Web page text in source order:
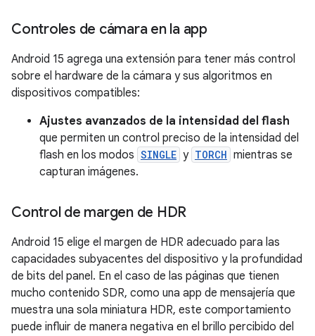
Controles de cámara en la app
Android 15 agrega una extensión para tener más control
sobre el hardware de la cámara y sus algoritmos en
dispositivos compatibles:
Ajustes avanzados de la intensidad del flash
que permiten un control preciso de la intensidad del
flash en los modos SINGLE y TORCH mientras se
capturan imágenes.
Control de margen de HDR
Android 15 elige el margen de HDR adecuado para las
capacidades subyacentes del dispositivo y la profundidad
de bits del panel. En el caso de las páginas que tienen
mucho contenido SDR, como una app de mensajería que
muestra una sola miniatura HDR, este comportamiento
puede influir de manera negativa en el brillo percibido del